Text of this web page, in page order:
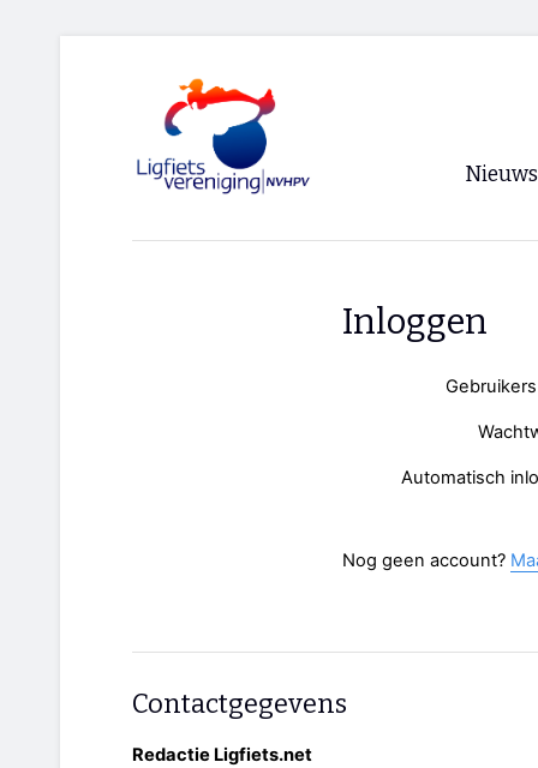
Nieuws
Inloggen
Automatisch
Nog geen account?
Contactgegevens
Redactie Ligfiets.net